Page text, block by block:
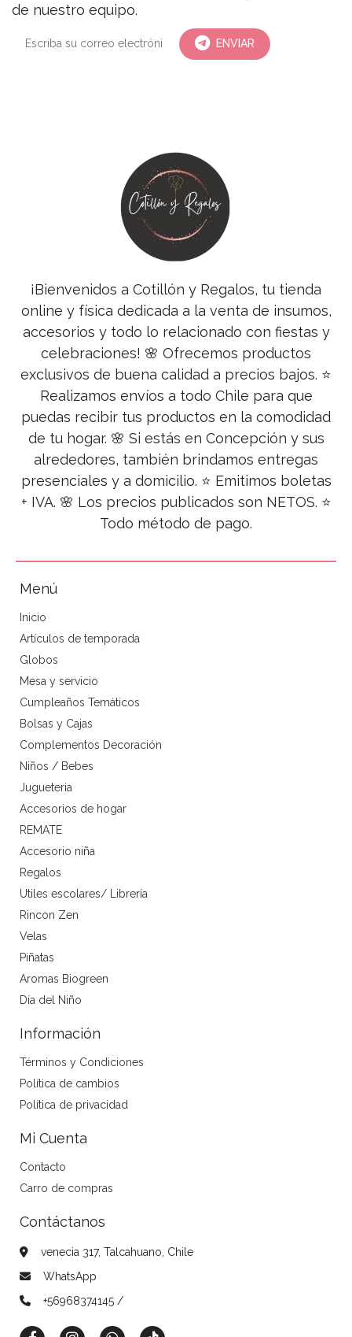
de nuestro equipo.
ENVIAR
¡Bienvenidos a Cotillón y Regalos, tu tienda
online y física dedicada a la venta de insumos,
accesorios y todo lo relacionado con fiestas y
celebraciones! 🌸 Ofrecemos productos
exclusivos de buena calidad a precios bajos. ⭐
Realizamos envíos a todo Chile para que
puedas recibir tus productos en la comodidad
de tu hogar. 🌸 Si estás en Concepción y sus
alrededores, también brindamos entregas
presenciales y a domicilio. ⭐ Emitimos boletas
+ IVA. 🌸 Los precios publicados son NETOS. ⭐
Todo método de pago.
Menú
Inicio
Artículos de temporada
Globos
Mesa y servicio
Cumpleaños Temáticos
Bolsas y Cajas
Complementos Decoración
Niños / Bebes
Jugueteria
Accesorios de hogar
REMATE
Accesorio niña
Regalos
Utiles escolares/ Librería
Rincon Zen
Velas
Piñatas
Aromas Biogreen
Día del Niño
Información
Términos y Condiciones
Política de cambios
Política de privacidad
Mi Cuenta
Contacto
Carro de compras
Contáctanos
venecia 317, Talcahuano, Chile
WhatsApp
+56968374145 /